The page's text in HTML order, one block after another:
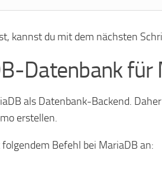
kannst du mit dem nächsten
Datenbank
als Datenbank-Backend.
erstellen.
Befehl bei MariaDB an: